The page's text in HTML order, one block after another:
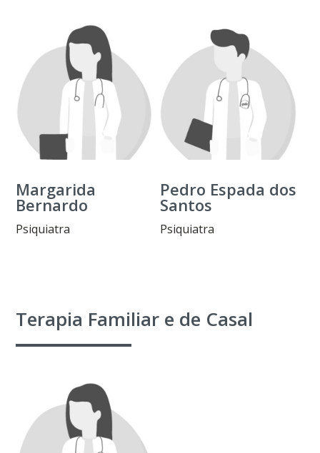
Margarida
Bernardo
Psiquiatra
Pedro Espada dos
Santos
Psiquiatra
Terapia Familiar e de Casal